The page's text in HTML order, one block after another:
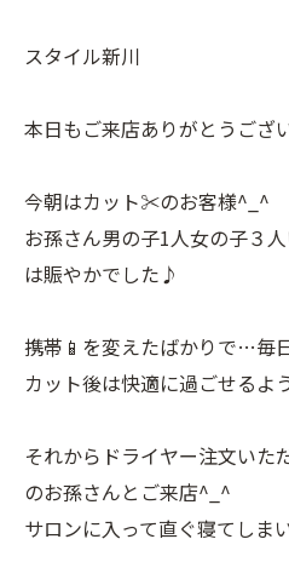
スタイル新川
本日もご来店ありがとうござ
今朝はカット✂️のお客様^_^
お孫さん男の子1人女の子３
は賑やかでした♪
携帯📱を変えたばかりで…毎
カット後は快適に過ごせるよ
それからドライヤー注文いた
のお孫さんとご来店^_^
サロンに入って直ぐ寝てしま